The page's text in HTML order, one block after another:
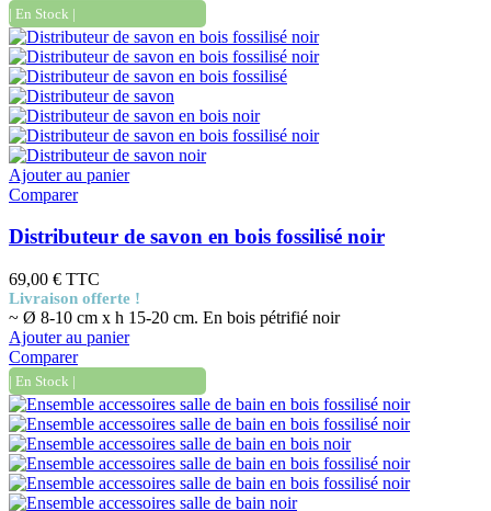
| En Stock |
Ajouter au panier
Comparer
Distributeur de savon en bois fossilisé noir
69,00 € TTC
Livraison offerte !
~ Ø 8-10 cm x h 15-20 cm. En bois pétrifié noir
Ajouter au panier
Comparer
| En Stock |